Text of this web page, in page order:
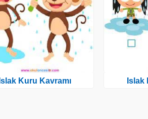
Islak Kuru Kavramı Islak